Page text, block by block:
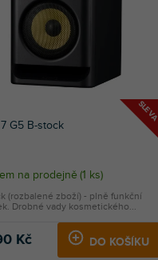
SLEVA
G5 B-stock
na prodejně (1 ks)
Kč DO KOŠÍKU
(rozbalené zboží) - plně funkční
Drobné vady kosmetického...